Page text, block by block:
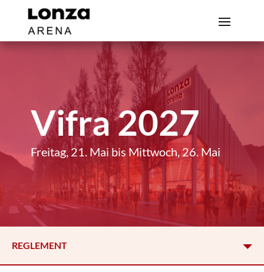
Vifra 2027
Freitag, 21. Mai bis Mittwoch, 26. Mai
REGLEMENT